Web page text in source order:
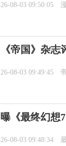
26-08-03 09:50:05
《帝国》杂
26-08-03 09:49:45
曝《最终幻想
26-08-03 09:48:34